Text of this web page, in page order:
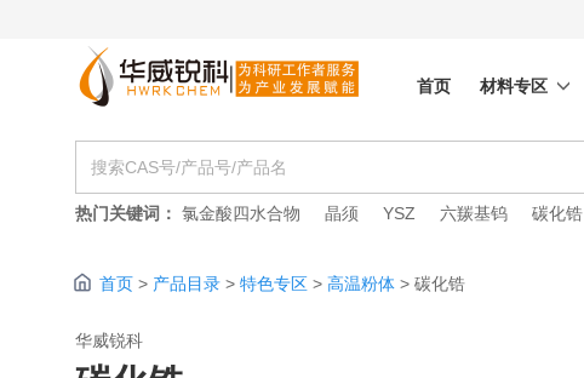
首页 材料专区
热门关键词： 氯金酸四水合物 晶须 YSZ 六羰基钨 碳化锆
首页 > 产品目录 > 特色专区 > 高温粉体 > 碳化锆
华威锐科